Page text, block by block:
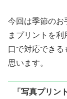
今回は季節のお
まプリントを
口で対応できる
思います。
「写真プリン